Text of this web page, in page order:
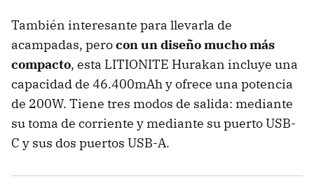
También interesante para llevarla de
acampadas, perocon un diseño mucho más
compacto, esta LITIONITE Hurakan incluye una
capacidad de 46.400mAh y ofrece una potencia
de 200W. Tiene tres modos de salida: mediante
su toma de corriente y mediante su puerto USB-
C y sus dos puertos USB-A.